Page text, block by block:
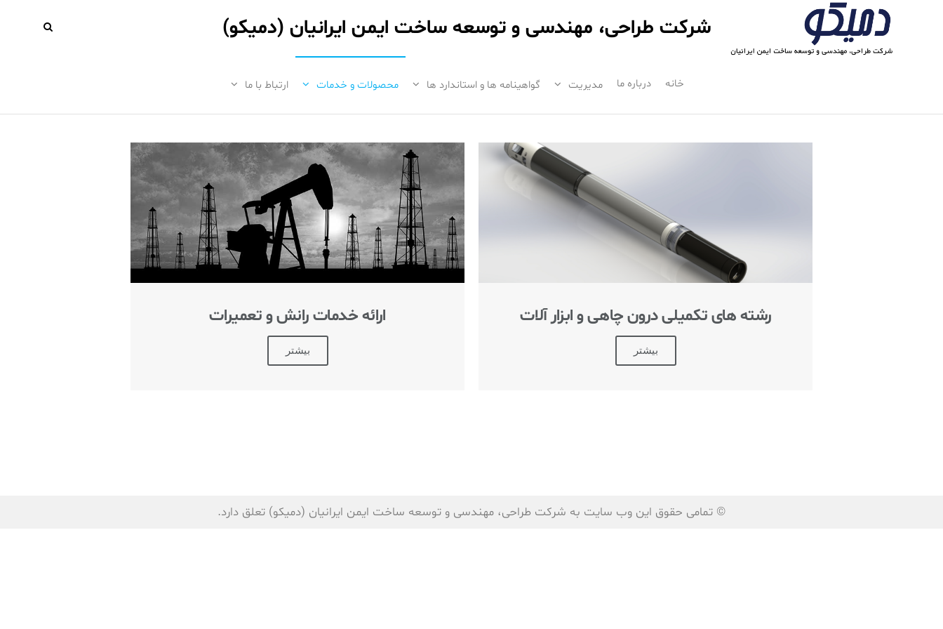
شرکت طراحی، مهندسی و توسعه ساخت ایمن ایرانیان (دمیکو)
ارتباط با ما محصولات و خدمات گواهینامه ها و استاندارد ها مدیریت درباره ما خانه
رشته های تکمیلی درون چاهی و ابزار آلات
بیشتر
ارائه خدمات رانش و تعمیرات
بیشتر
© تمامی حقوق این وب سایت به شرکت طراحی، مهندسی و توسعه ساخت ایمن ایرانیان (دمیکو) تعلق دارد.